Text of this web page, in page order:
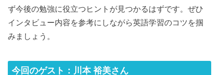
ず今後の勉強に役立つヒントが見つかるはずです。ぜひ
インタビュー内容を参考にしながら英語学習のコツを掴
みましょう。
今回のゲスト：川本 裕美さん